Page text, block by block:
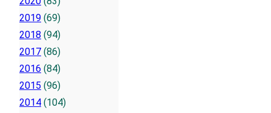
2019 (69)
2018 (94)
2017 (86)
2016 (84)
2015 (96)
2014 (104)